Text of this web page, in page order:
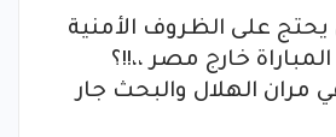
يحتج على الظروف الأمنية
خارج مصر ،،!!؟
مران الهلال والبحث جار